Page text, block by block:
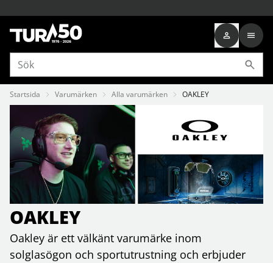
Startsida Varumärken Alla varumärken OAKLEY
OAKLEY
Oakley är ett välkänt varumärke inom
solglasögon och sportutrustning och erbjuder